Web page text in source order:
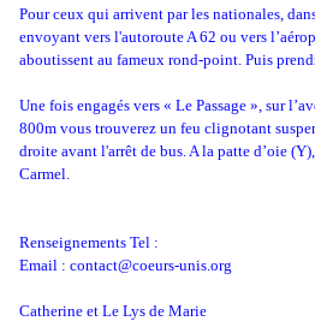
Pour ceux qui arrivent par les nationales,
envoyant vers l'autoroute A 62 ou vers
aboutissent au fameux rond-point. Puis
Une fois engagés vers « Le Passage », sur
800m vous trouverez un feu clignotant
droite avant l'arrêt de bus. A la patte d’oie
Carmel.
Renseignements Tel :
Email : contact@coeurs-unis.org
Catherine et Le Lys de Marie